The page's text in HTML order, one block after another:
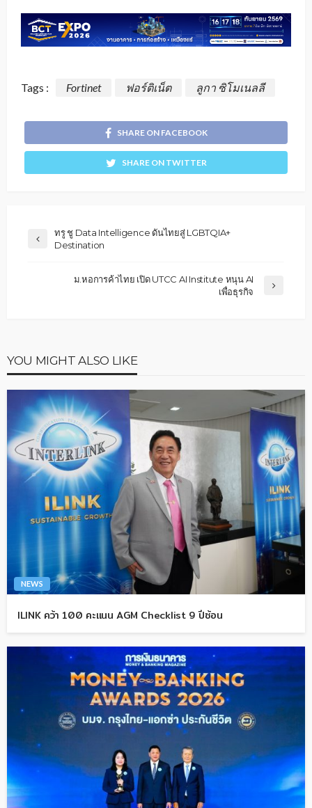
Tags : Fortinet ฟอร์ติเน็ต ลูกา ซิโมเนลลี
SHARE ON FACEBOOK
SHARE ON TWITTER
ทรู ชู Data Intelligence ดันไทยสู่ LGBTQIA+
Destination
ม.หอการค้าไทย เปิด UTCC AI Institute หนุน AI
เพื่อธุรกิจ
YOU MIGHT ALSO LIKE
NEWS
ILINK คว้า 100 คะแนน AGM Checklist 9 ปีซ้อน